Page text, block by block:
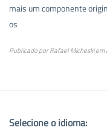
mais um componente
os
Publicado porRafael Micheskiem
Selecione o idioma: